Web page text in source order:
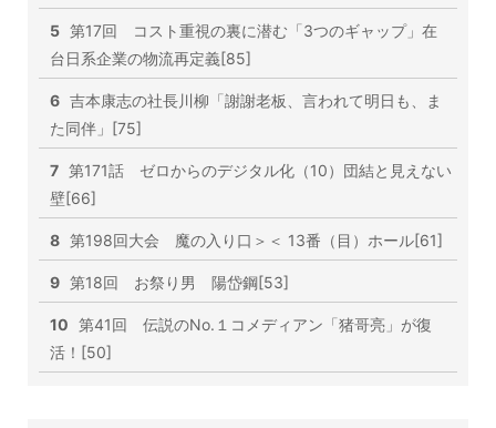
5 第17回 コスト重視の裏に潜む「3つのギャップ」在
台日系企業の物流再定義[85]
6 吉本康志の社長川柳「謝謝老板、言われて明日も、ま
た同伴」[75]
7 第171話 ゼロからのデジタル化（10）団結と見えない
壁[66]
8 第198回大会 魔の入り口＞＜ 13番（目）ホール[61]
9 第18回 お祭り男 陽岱鋼[53]
10 第41回 伝説のNo.１コメディアン「猪哥亮」が復
活！[50]